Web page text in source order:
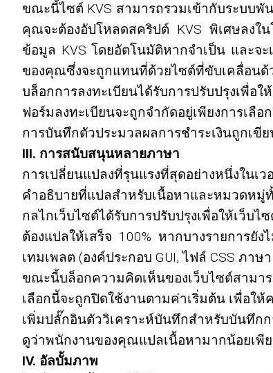
ขณะนี้ไซต์ KVS สามารถรวมเข้ากับระบบพั
คุณจะต้องอัปโหลดสคริปต์ KVS พิเศษลงใ
ข้อมูล KVS โดยอัตโนมัติหากจำเป็น และจะ
ของคุณซึ่งจะถูกแทนที่ด้วยไซต์ที่ขับเคลื่อนด้
บล็อกการลงทะเบียนได้รับการปรับปรุงเพื่
ฟอร์มลงทะเบียนจะถูกจำกัดอยู่เพียงการเลือ
การบันทึกตัวประมวลผลการชำระเงินถูกเ
III. การสนับสนุนหลายภาษา
การเปลี่ยนแปลงที่รุนแรงที่สุดอย่างหนึ่งใน
คำอธิบายที่แปลสำหรับเนื้อหาและหมวดหมู่
กลไกเว็บไซต์ได้รับการปรับปรุงเพื่อให้เว็
ต้องแปลให้เสร็จ 100% หากบางรายการ
เทมเพลต (องค์ประกอบ GUI, ไฟล์ CSS ภา
ขณะนี้บล็อกความคิดเห็นของเว็บไซต์สาม
เลือกนี้จะถูกปิดใช้งานตามค่าเริ่มต้น เพื่อใ
เพิ่มปลั๊กอินตัววิเคราะห์บันทึกสำหรับบันทึก
ดูว่าพนักงานของคุณแปลเนื้อหามากน้อยเพีย
IV. อัลบั้มภาพ